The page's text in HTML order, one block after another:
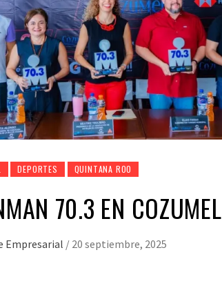
DEPORTES QUINTANA ROO
70.3 EN COZUMEL
Empresarial / 20 septiembre, 2025